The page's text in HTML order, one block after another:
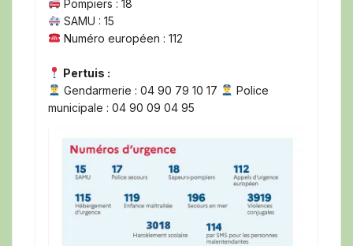
Pompiers : 18
SAMU : 15
Numéro européen : 112
Pertuis :
Gendarmerie : 04 90 79 10 17
Police
municipale : 04 90 09 04 95